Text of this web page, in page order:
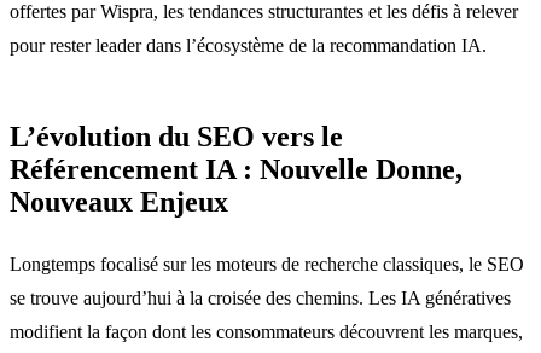
offertes par Wispra, les tendances structurantes et les défis à relever
pour rester leader dans l’écosystème de la recommandation IA.
L’évolution du SEO vers le
Référencement IA : Nouvelle Donne,
Nouveaux Enjeux
Longtemps focalisé sur les moteurs de recherche classiques, le SEO
se trouve aujourd’hui à la croisée des chemins. Les IA génératives
modifient la façon dont les consommateurs découvrent les marques,